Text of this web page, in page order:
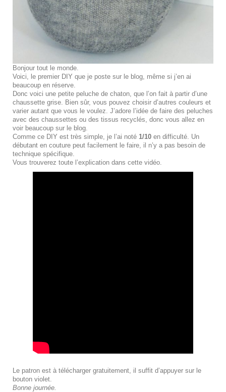
Bonjour tout le monde.
Voici, le premier DIY que je poste sur le blog, même si j’en ai
beaucoup en réserve.
Donc voici une petite peluche de chaton, que l’on fait à partir d’une
chaussette grise. Bien sûr, vous pouvez choisir d’autres couleurs et
varier autant que vous le voulez. J’adore l’idée de faire des peluches
avec des chaussettes ou des tissus recyclés, donc vous allez en
voir beaucoup sur le blog.
Comme ce DIY est très simple, je l’ai noté 1/10 en difficulté. Un
débutant en couture peut facilement le faire, il n’y a pas besoin de
technique spécifique.
Vous trouverez toute l’explication dans cette vidéo.
Le patron est à télécharger gratuitement, il suffit d’appuyer sur le
bouton violet.
Bonne journée.